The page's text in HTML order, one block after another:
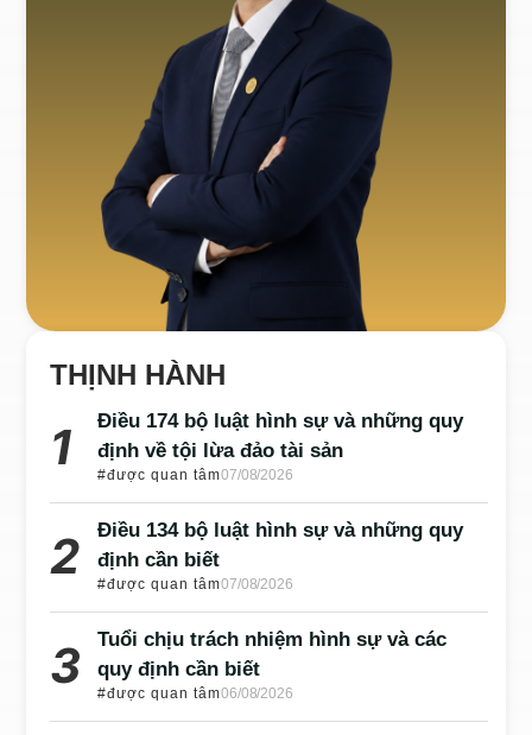
THỊNH HÀNH
Điều 174 bộ luật hình sự và những quy
định về tội lừa đảo tài sản
#được quan tâm07/08/2026
Điều 134 bộ luật hình sự và những quy
định cần biết
#được quan tâm07/08/2026
Tuổi chịu trách nhiệm hình sự và các
quy định cần biết
#được quan tâm06/08/2026